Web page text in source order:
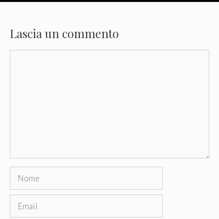
Lascia un commento
Nome
Email